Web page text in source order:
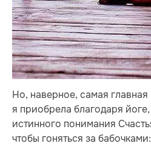
Но, наверное, самая
я приобрела благодаря
истинного понимания
чтобы гоняться за